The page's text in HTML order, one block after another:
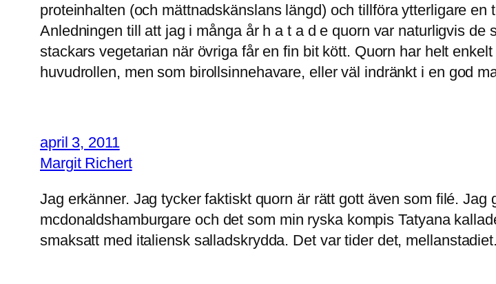
proteinhalten (och mättnadskänslans längd) och tillföra ytterligare
Anledningen till att jag i många år h a t a d e quorn var naturligvis
stackars vegetarian när övriga får en fin bit kött. Quorn har helt
huvudrollen, men som birollsinnehavare, eller väl indränkt i en god
april 3, 2011
Margit Richert
Jag erkänner. Jag tycker faktiskt quorn är rätt gott även som filé.
mcdonaldshamburgare och det som min ryska kompis Tatyana
smaksatt med italiensk salladskrydda. Det var tider det, mellanstadiet.